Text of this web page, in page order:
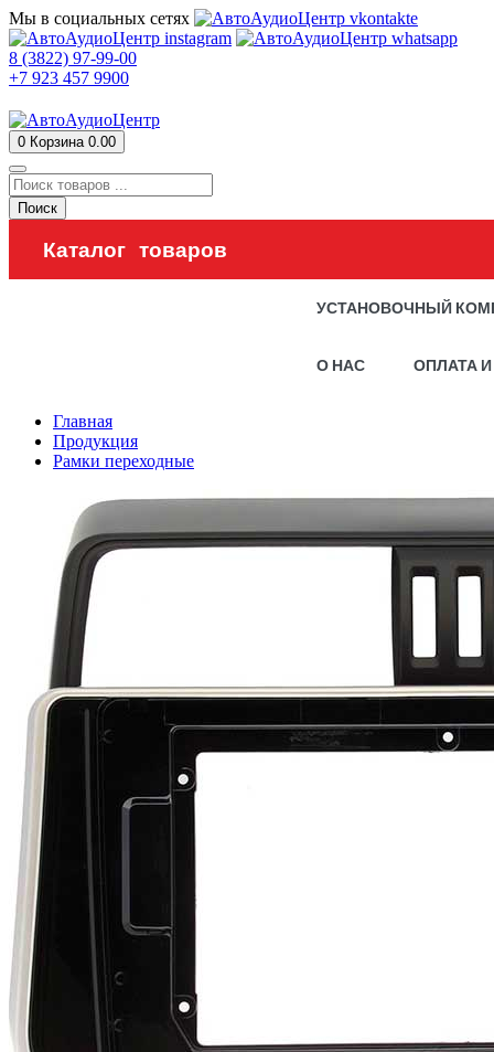
Мы в социальных сетях
8 (3822) 97-99-00
+7 923 457 9900
0 Корзина 0.00
Поиск
Каталог товаров
УСТАНОВОЧНЫЙ
О НАС ОПЛАТА
Главная
Продукция
Рамки переходные